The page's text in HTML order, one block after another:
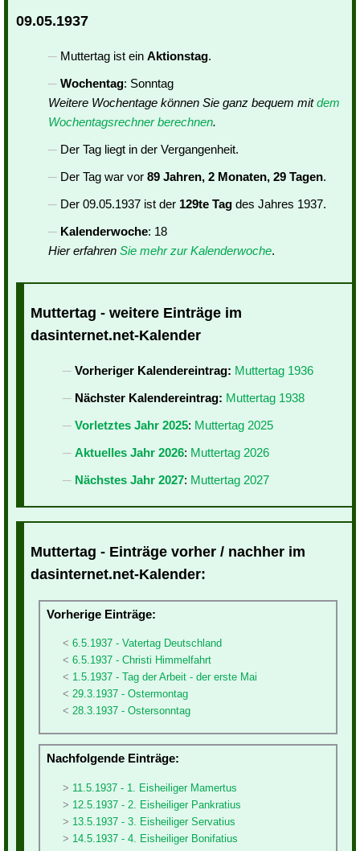
09.05.1937
Muttertag ist ein Aktionstag.
Wochentag: Sonntag
Weitere Wochentage können Sie ganz bequem mitdem
Wochentagsrechner berechnen.
Der Tag liegt in der Vergangenheit.
Der Tag war vor 89 Jahren, 2 Monaten, 29 Tagen.
Der 09.05.1937 ist der 129te Tag des Jahres 1937.
Kalenderwoche: 18
Hier erfahren Sie mehr zur Kalenderwoche.
Muttertag - weitere Einträge im
dasinternet.net-Kalender
Vorheriger Kalendereintrag: Muttertag 1936
Nächster Kalendereintrag: Muttertag 1938
Vorletztes Jahr 2025: Muttertag 2025
Aktuelles Jahr 2026: Muttertag 2026
Nächstes Jahr 2027: Muttertag 2027
Muttertag - Einträge vorher / nachher im
dasinternet.net-Kalender:
Vorherige Einträge:
6.5.1937 - Vatertag Deutschland
6.5.1937 - Christi Himmelfahrt
1.5.1937 - Tag der Arbeit - der erste Mai
29.3.1937 - Ostermontag
28.3.1937 - Ostersonntag
Nachfolgende Einträge:
11.5.1937 - 1. Eisheiliger Mamertus
12.5.1937 - 2. Eisheiliger Pankratius
13.5.1937 - 3. Eisheiliger Servatius
14.5.1937 - 4. Eisheiliger Bonifatius